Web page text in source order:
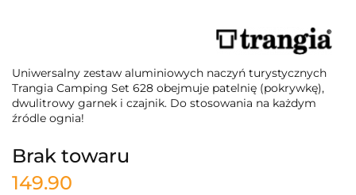
Uniwersalny zestaw aluminiowych naczyń turystycznych
Trangia Camping Set 628 obejmuje patelnię (pokrywkę),
dwulitrowy garnek i czajnik. Do stosowania na każdym
źródle ognia!
Brak towaru
149.90